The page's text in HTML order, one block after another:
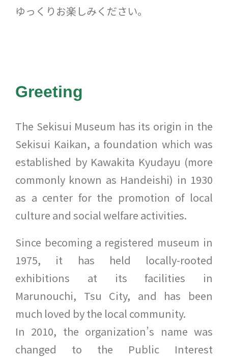
ゆっくりお楽しみください。
Greeting
The Sekisui Museum has its origin in the
Sekisui Kaikan, a foundation which was
established by Kawakita Kyudayu (more
commonly known as Handeishi) in 1930
as a center for the promotion of local
culture and social welfare activities.
Since becoming a registered museum in
1975, it has held locally-rooted
exhibitions at its facilities in
Marunouchi, Tsu City, and has been
much loved by the local community.
In 2010, the organization’s name was
changed to the Public Interest